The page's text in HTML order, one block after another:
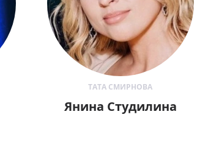
ТАТА СМИРНОВА
Янина Студилина